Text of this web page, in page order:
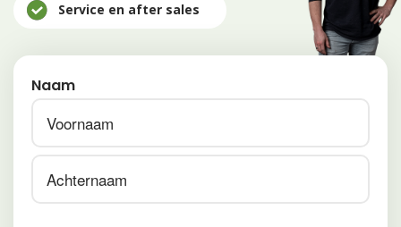
Service en after sales
Naam